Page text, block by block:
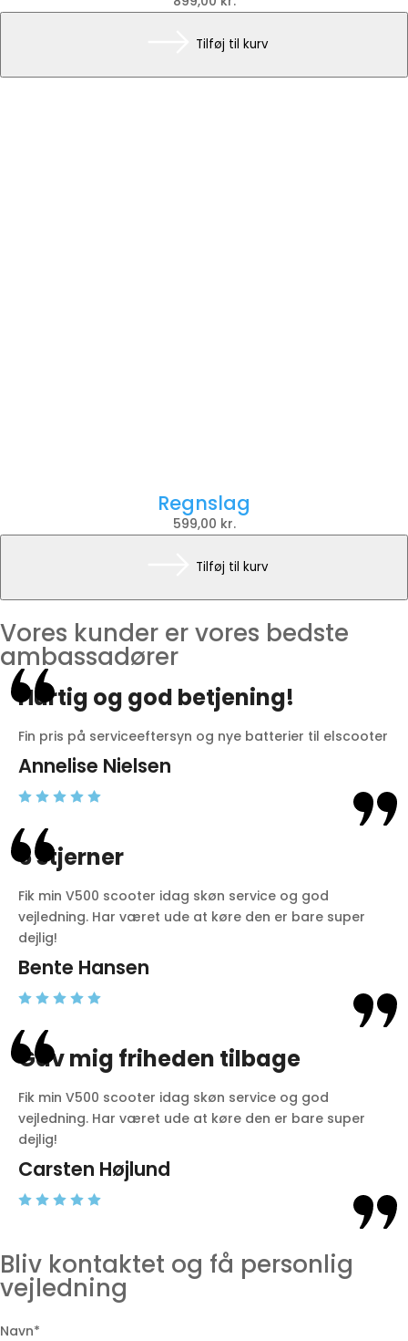
Tilføj til kurv
Regnslag
599,00 kr.
Tilføj til kurv
Vores kunder er vores bedste
ambassadører
Hurtig og god betjening!
Fin pris på serviceeftersyn og nye batterier til elscooter
Annelise Nielsen
5 stjerner
Fik min V500 scooter idag skøn service og god
vejledning. Har været ude at køre den er bare super
dejlig!
Bente Hansen
Gav mig friheden tilbage
Fik min V500 scooter idag skøn service og god
vejledning. Har været ude at køre den er bare super
dejlig!
Carsten Højlund
Bliv kontaktet og få personlig
vejledning
Navn*